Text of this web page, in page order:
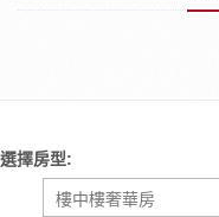
選擇房型: